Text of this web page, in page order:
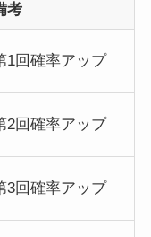
考
1回確率アップ
2回確率アップ
3回確率アップ